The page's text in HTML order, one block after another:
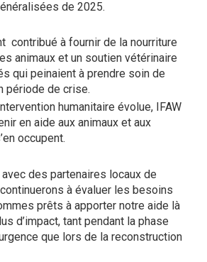
de 2025.
contribué à fournir de la nourriture
animaux et un soutien vétérinaire
qui peinaient à prendre soin de
période de crise.
humanitaire évolue, IFAW
en aide aux animaux et aux
occupent.
des partenaires locaux de
à évaluer les besoins
prêts à apporter notre aide là
d’impact, tant pendant la phase
que lors de la reconstruction